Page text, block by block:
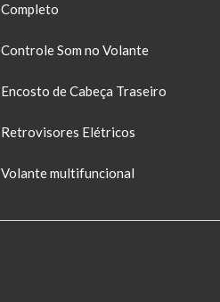
Completo
Controle Som no Volante
Encosto de Cabeça Traseiro
Retrovisores Elétricos
Volante multifuncional